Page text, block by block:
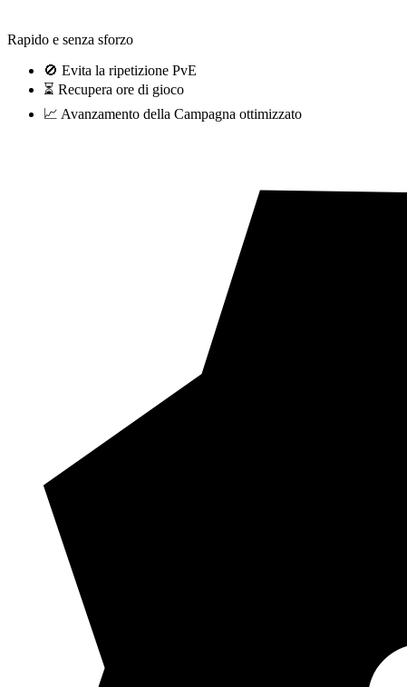
Rapido e senza sforzo
🚫 Evita la ripetizione PvE
⏳ Recupera ore di gioco
📈 Avanzamento della Campagna ottimizzato